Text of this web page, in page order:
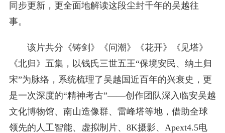
同步更新，更全面地解读这段尘封千年的吴越往
事。
该片共分《铸剑》《问潮》《花开》《见塔》
《北归》五集，以钱氏三世五王“保境安民、纳土归
宋”为脉络，系统梳理了吴越国近百年的兴衰史，更
是一次深度的“精神考古”——创作团队深入临安吴越
文化博物馆、南山造像群、雷峰塔等地，借助全球
领先的人工智能、虚拟制片、8K摄影、Apext4.5电